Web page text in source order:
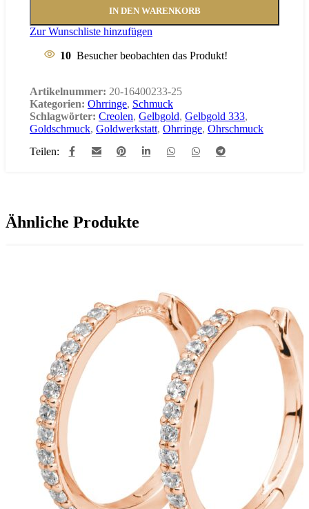
IN DEN WARENKORB
Zur Wunschliste hinzufügen
10 Besucher beobachten das Produkt!
Artikelnummer: 20-16400233-25
Kategorien: Ohrringe, Schmuck
Schlagwörter: Creolen, Gelbgold, Gelbgold 333,
Goldschmuck, Goldwerkstatt, Ohrringe, Ohrschmuck
Teilen:
Ähnliche Produkte